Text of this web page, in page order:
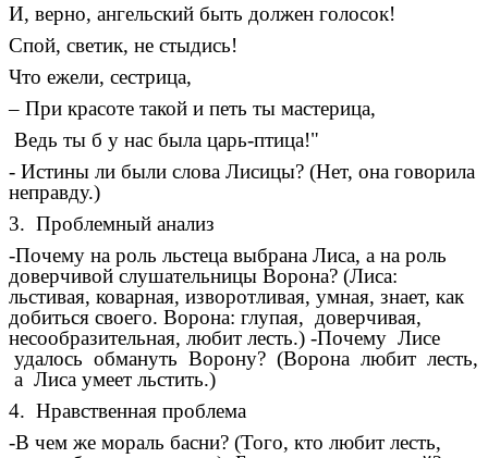
И, верно, ангельский быть должен голосок!
Спой, светик, не стыдись!
Что ежели, сестрица,
– При красоте такой и петь ты мастерица,
Ведь ты б у нас была царь-птица!"
- Истины ли были слова Лисицы? (Нет, она говорила
неправду.)
3. Проблемный анализ
-Почему на роль льстеца выбрана Лиса, а на роль
доверчивой слушательницы Ворона? (Лиса:
льстивая, коварная, изворотливая, умная, знает, как
добиться своего. Ворона: глупая, доверчивая,
несообразительная, любит лесть.) -Почему Лисе
удалось обмануть Ворону? (Ворона любит лесть,
а Лиса умеет льстить.)
4. Нравственная проблема
-В чем же мораль басни? (Того, кто любит лесть,